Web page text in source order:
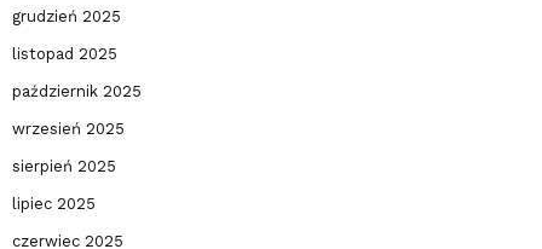
grudzień 2025
listopad 2025
październik 2025
wrzesień 2025
sierpień 2025
lipiec 2025
czerwiec 2025